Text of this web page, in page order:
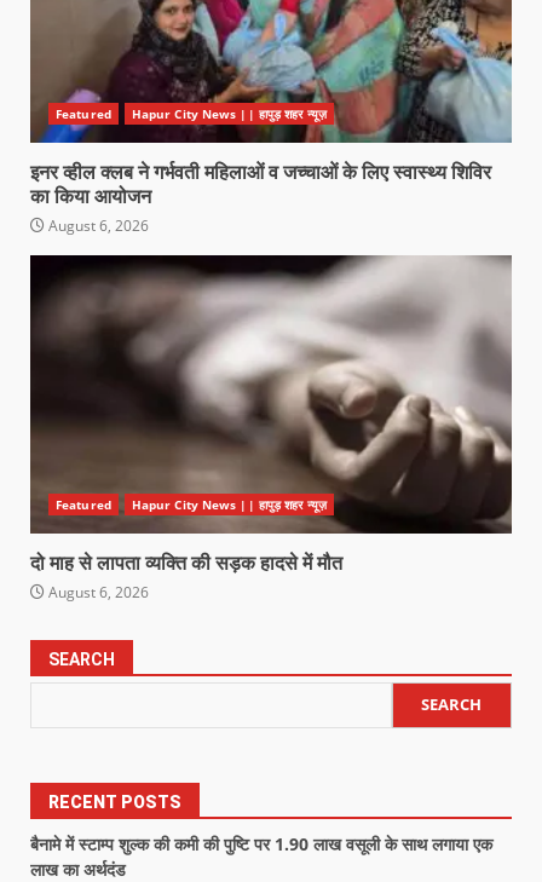
Featured Hapur City News || हापुड़ शहर न्यूज़
इनर व्हील क्लब ने गर्भवती महिलाओं व जच्चाओं के लिए स्वास्थ्य शिविर
का किया आयोजन
August 6, 2026
Featured Hapur City News || हापुड़ शहर न्यूज़
दो माह से लापता व्यक्ति की सड़क हादसे में मौत
August 6, 2026
SEARCH
SEARCH
RECENT POSTS
बैनामे में स्टाम्प शुल्क की कमी की पुष्टि पर 1.90 लाख वसूली के साथ लगाया एक
लाख का अर्थदंड